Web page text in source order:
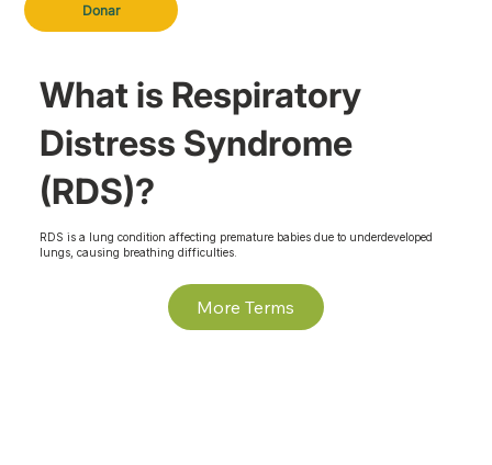
Donar
What is Respiratory
Distress Syndrome
(RDS)?
RDS is a lung condition affecting premature babies due to underdeveloped
lungs, causing breathing difficulties.
More Terms